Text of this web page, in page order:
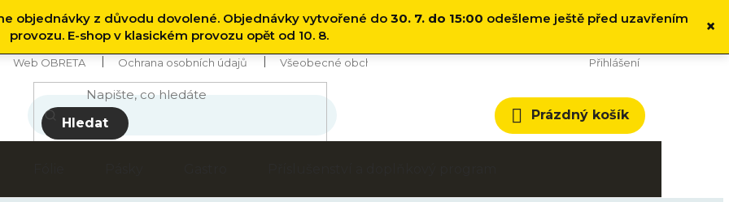
objednávky z důvodu dovolené. Objednávky vytvořené do 30. 7. do 15:00 odešleme ještě před uzavřením
provozu. E-shop v klasickém provozu opět od 10. 8.
×
Web OBRETA Ochrana osobních údajů Všeobecné obchodní podmínky Přihlášení
Hledat
Nákupní
košík
Prázdný košík